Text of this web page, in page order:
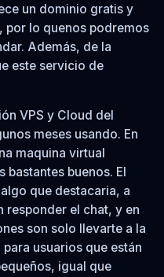
un dominio gratis y
por lo quenos podremos
Además, de la
este servicio de
VPS y Cloud del
meses usando. En
maquina virtual
buenos. El
que destacaria, a
responder el chat, y en
son solo llevarte a la
usuarios que están
igual que